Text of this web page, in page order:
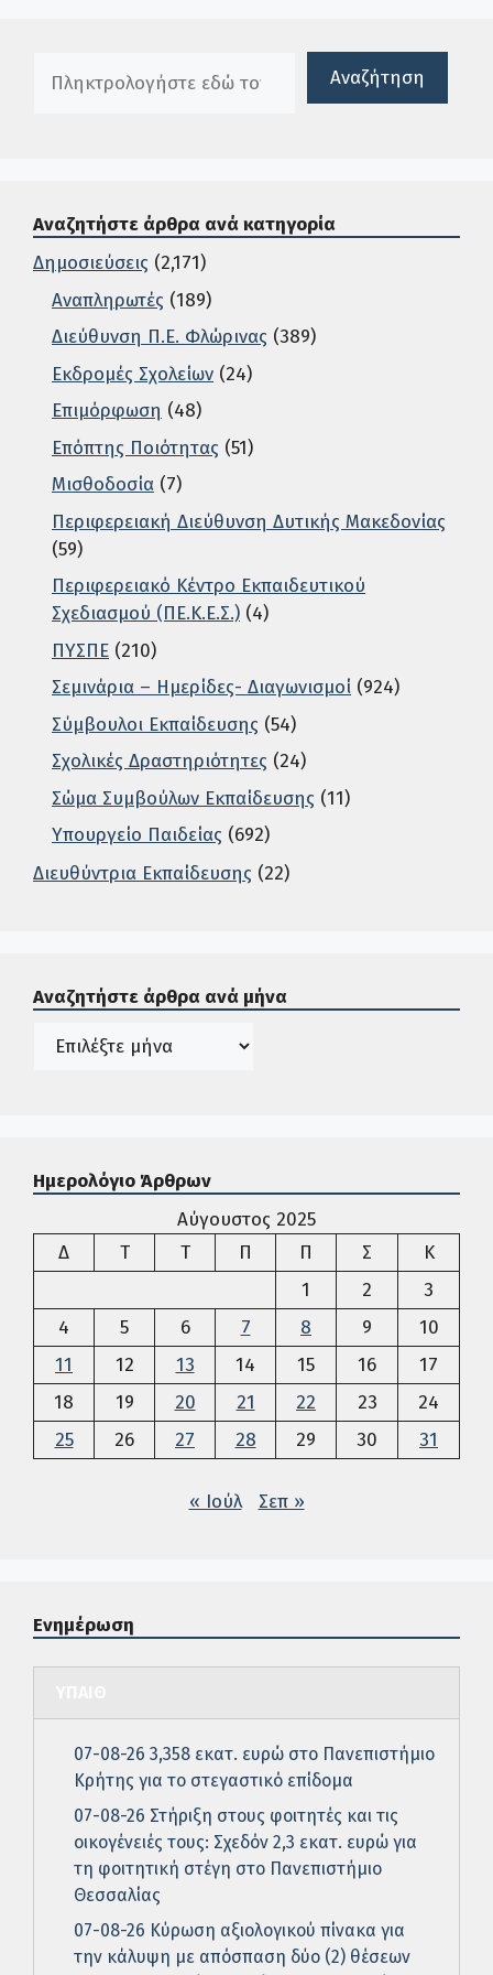
Αναζήτηση
Αναζητήστε άρθρα ανά κατηγορία
Δημοσιεύσεις (2,171)
Αναπληρωτές (189)
Διεύθυνση Π.Ε. Φλώρινας (389)
Εκδρομές Σχολείων (24)
Επιμόρφωση (48)
Επόπτης Ποιότητας (51)
Μισθοδοσία (7)
Περιφερειακή Διεύθυνση Δυτικής Μακεδονίας
(59)
Περιφερειακό Κέντρο Εκπαιδευτικού
Σχεδιασμού (ΠΕ.Κ.Ε.Σ.) (4)
ΠΥΣΠΕ (210)
Σεμινάρια – Ημερίδες- Διαγωνισμοί (924)
Σύμβουλοι Εκπαίδευσης (54)
Σχολικές Δραστηριότητες (24)
Σώμα Συμβούλων Εκπαίδευσης (11)
Υπουργείο Παιδείας (692)
Διευθύντρια Εκπαίδευσης (22)
Αναζητήστε άρθρα ανά μήνα
Ιστορικό
Ημερολόγιο Άρθρων
Αύγουστος 2025
ΔΔευτέρα
ΤΤρίτη ΤΤετάρτη
Π Πέμπτη
Π Παρασκευή
Σ Σάββατο
Κ
1
2
3
4
5 6 7 8 9
10
11
12 13 14 15 16
17
18
19 20 21 22 23
24
25
26 27 28 29 30 31
« Ιούλ Σεπ »
Ενημέρωση
07-08-26 3,358 εκατ. ευρώ στο Πανεπιστήμιο
Κρήτης για το στεγαστικό επίδομα
07-08-26 Στήριξη στους φοιτητές και τις
οικογένειές τους: Σχεδόν 2,3 εκατ. ευρώ για
τη φοιτητική στέγη στο Πανεπιστήμιο
Θεσσαλίας
07-08-26 Κύρωση αξιολογικού πίνακα για
την κάλυψη με απόσπαση δύο (2) θέσεων